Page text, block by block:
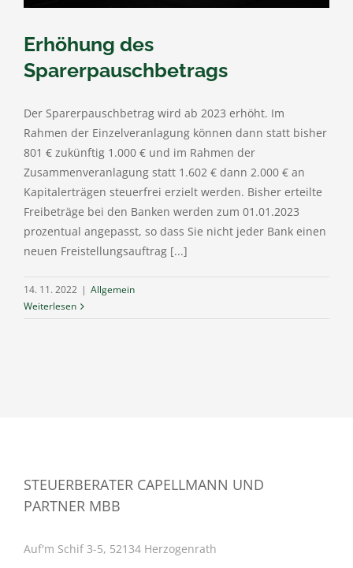
Erhöhung des
Sparerpauschbetrags
Der Sparerpauschbetrag wird ab 2023 erhöht. Im
Rahmen der Einzelveranlagung können dann statt bisher
801 € zukünftig 1.000 € und im Rahmen der
Zusammenveranlagung statt 1.602 € dann 2.000 € an
Kapitalerträgen steuerfrei erzielt werden. Bisher erteilte
Freibeträge bei den Banken werden zum 01.01.2023
prozentual angepasst, so dass Sie nicht jeder Bank einen
neuen Freistellungsauftrag [...]
14. 11. 2022 | Allgemein
Weiterlesen
STEUERBERATER CAPELLMANN UND
PARTNER MBB
Auf'm Schif 3-5, 52134 Herzogenrath